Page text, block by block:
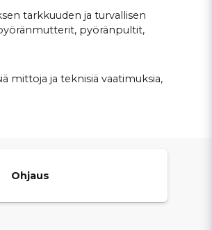
tarkkuuden ja turvallisen
pyöränpultit,
mittoja ja teknisiä vaatimuksia,
Ohjaus